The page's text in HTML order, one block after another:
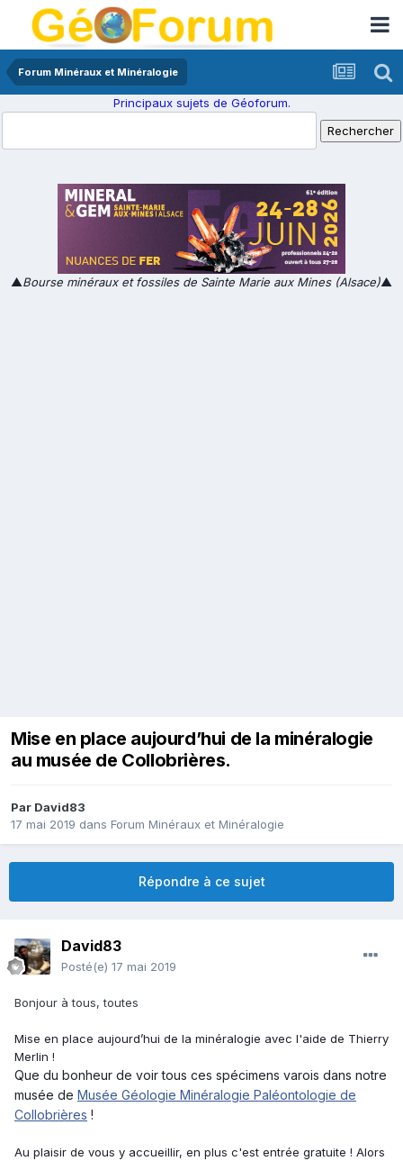
Forum Minéraux et Minéralogie
Principaux sujets de Géoforum.
▲Bourse minéraux et fossiles de Sainte Marie aux Mines (Alsace)▲
Mise en place aujourd’hui de la minéralogie
au musée de Collobrières.
Par David83
17 mai 2019 dans Forum Minéraux et Minéralogie
Répondre à ce sujet
David83
Posté(e) 17 mai 2019
Bonjour à tous, toutes
Mise en place aujourd’hui de la minéralogie avec l'aide de Thierry
Merlin !
Que du bonheur de voir tous ces spécimens varois dans notre
musée de Musée Géologie Minéralogie Paléontologie de
Collobrières !
Au plaisir de vous y accueillir, en plus c'est entrée gratuite ! Alors